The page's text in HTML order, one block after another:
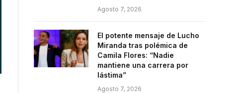
Agosto 7, 2026
El potente mensaje de Lucho
Miranda tras polémica de
Camila Flores: “Nadie
mantiene una carrera por
lástima”
Agosto 7, 2026